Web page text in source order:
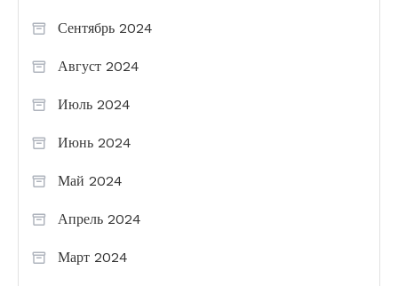
Сентябрь 2024
Август 2024
Июль 2024
Июнь 2024
Май 2024
Апрель 2024
Март 2024